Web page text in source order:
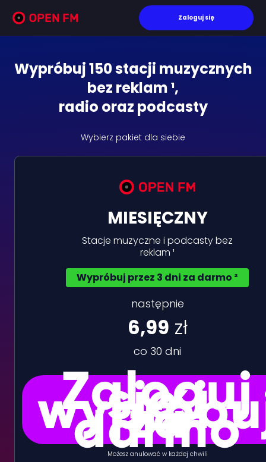
Zaloguj się
Wypróbuj 150 stacji muzycznych
bez reklam ¹,
radio oraz podcasty
Wybierz pakiet dla siebie
MIESIĘCZNY
Stacje muzyczne i podcasty bez
reklam ¹
Wypróbuj przez 3 dni za darmo ²
następnie
6,99 zł
co 30 dni
Zaloguj
się i
za
darmo
Możesz anulować w każdej chwili